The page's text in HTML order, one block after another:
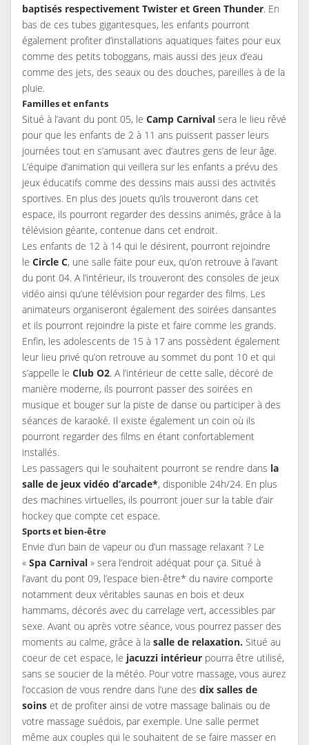
baptisés respectivement Twister et Green Thunder. En
bas de ces tubes gigantesques, les enfants pourront
également profiter d’installations aquatiques faites pour eux
comme des petits toboggans, mais aussi des jeux d’eau
comme des jets, des seaux ou des douches, pareilles à de la
pluie.
Familles et enfants
Situé à l’avant du pont 05, le Camp Carnival sera le lieu rêvé
pour que les enfants de 2 à 11 ans puissent passer leurs
journées tout en s’amusant avec d’autres gens de leur âge.
L’équipe d’animation qui veillera sur les enfants a prévu des
jeux éducatifs comme des dessins mais aussi des activités
sportives. En plus des jouets qu’ils trouveront dans cet
espace, ils pourront regarder des dessins animés, grâce à la
télévision géante, contenue dans cet endroit.
Les enfants de 12 à 14 qui le désirent, pourront rejoindre
le Circle C, une salle faite pour eux, qu’on retrouve à l’avant
du pont 04. A l’intérieur, ils trouveront des consoles de jeux
vidéo ainsi qu’une télévision pour regarder des films. Les
animateurs organiseront également des soirées dansantes
et ils pourront rejoindre la piste et faire comme les grands.
Enfin, les adolescents de 15 à 17 ans possèdent également
leur lieu privé qu’on retrouve au sommet du pont 10 et qui
s’appelle le Club O2. A l’intérieur de cette salle, décoré de
manière moderne, ils pourront passer des soirées en
musique et bouger sur la piste de danse ou participer à des
séances de karaoké. Il existe également un coin où ils
pourront regarder des films en étant confortablement
installés.
Les passagers qui le souhaitent pourront se rendre dans la
salle de jeux vidéo d’arcade*, disponible 24h/24. En plus
des machines virtuelles, ils pourront jouer sur la table d’air
hockey que compte cet espace.
Sports et bien-être
Envie d’un bain de vapeur ou d’un massage relaxant ? Le
« Spa Carnival » sera l’endroit adéquat pour ça. Situé à
l’avant du pont 09, l’espace bien-être* du navire comporte
notamment deux véritables saunas en bois et deux
hammams, décorés avec du carrelage vert, accessibles par
sexe. Avant ou après votre séance, vous pourrez passer des
moments au calme, grâce à la salle de relaxation. Situé au
coeur de cet espace, le jacuzzi intérieur pourra être utilisé,
sans se soucier de la météo. Pour votre massage, vous aurez
l’occasion de vous rendre dans l’une des dix salles de
soins et de profiter ainsi de votre massage balinais ou de
votre massage suédois, par exemple. Une salle permet
même aux couples qui le souhaitent de se faire masser en